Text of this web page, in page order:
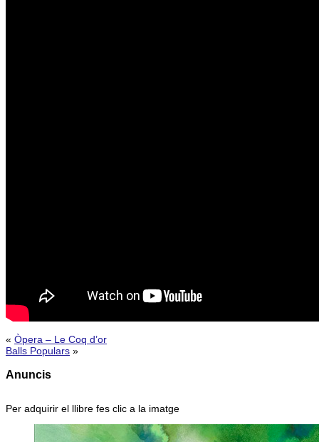
« Òpera – Le Coq d’or
Balls Populars »
Anuncis
Per adquirir el llibre fes clic a la imatge